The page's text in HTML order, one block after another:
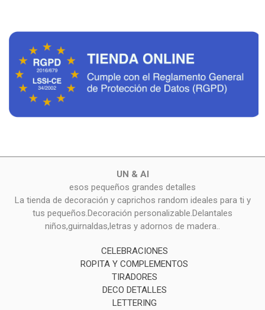
UN & AI
esos pequeños grandes detalles
La tienda de decoración y caprichos random ideales para ti y
tus pequeños.Decoración personalizable.Delantales
niños,guirnaldas,letras y adornos de madera..
CELEBRACIONES
ROPITA Y COMPLEMENTOS
TIRADORES
DECO DETALLES
LETTERING